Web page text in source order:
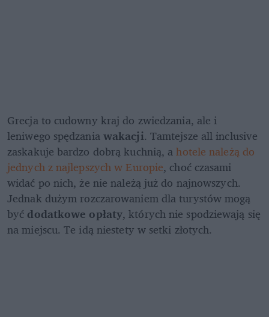
Grecja to cudowny kraj do zwiedzania, ale i
leniwego spędzania wakacji. Tamtejsze all inclusive
zaskakuje bardzo dobrą kuchnią, a hotele należą do
jednych z najlepszych w Europie, choć czasami
widać po nich, że nie należą już do najnowszych.
Jednak dużym rozczarowaniem dla turystów mogą
być dodatkowe opłaty, których nie spodziewają się
na miejscu. Te idą niestety w setki złotych.